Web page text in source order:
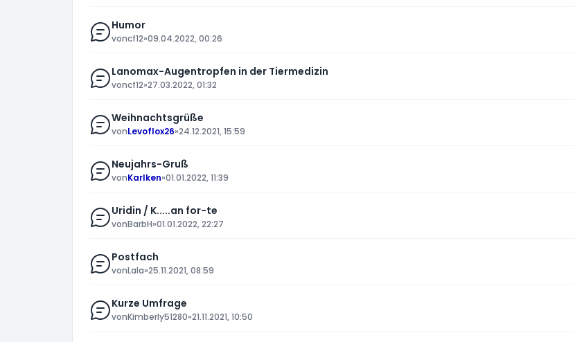
Humor
voncf12»09.04.2022, 00:26
Lanomax-Augentropfen in der Tiermedizin
voncf12»27.03.2022, 01:32
Weihnachtsgrüße
vonLevoflox26»24.12.2021, 15:59
Neujahrs-Gruß
vonKarlken»01.01.2022, 11:39
Uridin / K.....an for-te
vonBarbH»01.01.2022, 22:27
Postfach
vonLala»25.11.2021, 08:59
Kurze Umfrage
vonKimberly51280»21.11.2021, 10:50